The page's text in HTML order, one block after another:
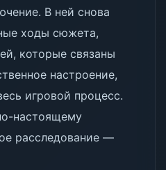
В ней снова
ходы сюжета,
которые связаны
настроение,
игровой процесс.
настоящему
расследование —